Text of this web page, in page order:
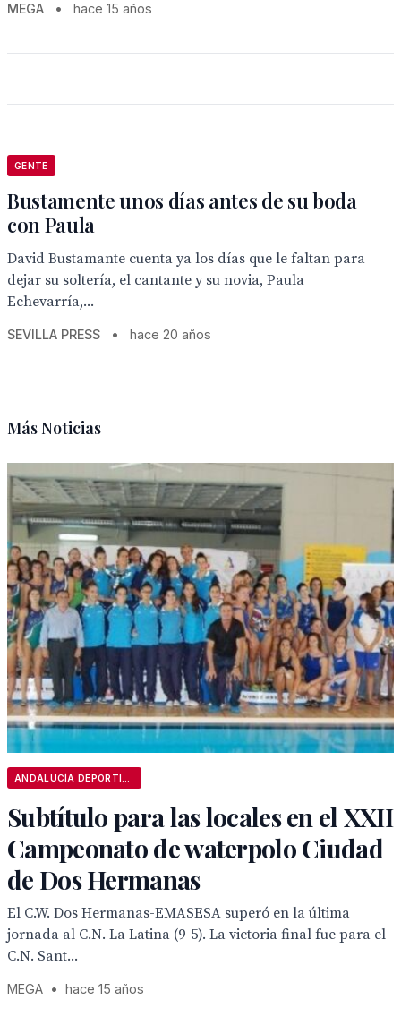
MEGA • hace 15 años
GENTE
Bustamente unos días antes de su boda
con Paula
David Bustamante cuenta ya los días que le faltan para
dejar su soltería, el cantante y su novia, Paula
Echevarría,...
SEVILLA PRESS • hace 20 años
Más Noticias
Subtítulo para las locales en el XXII
Campeonato de waterpolo Ciudad
de Dos Hermanas
El C.W. Dos Hermanas-EMASESA superó en la última
jornada al C.N. La Latina (9-5). La victoria final fue para el
C.N. Sant...
MEGA • hace 15 años